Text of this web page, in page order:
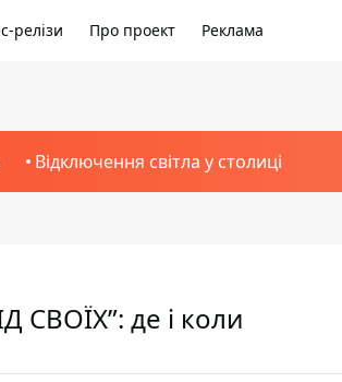
релізи Про проект Реклама
Відключення світла у столиці
СВОЇХ”: де і коли